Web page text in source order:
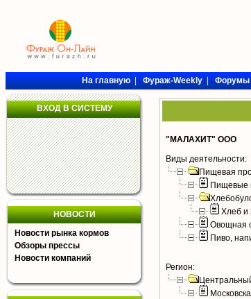
На главную|Фураж-Weekly|Форумы
ВХОД В СИСТЕМУ
НОВОСТИ
Новости рынка кормов
Обзоры прессы
Новости компаний
"МАЛАХИТ" ООО
Виды деятельности:
Пищевая
Пищевые
Хлеб и
Овощная
Пиво,
Регион: